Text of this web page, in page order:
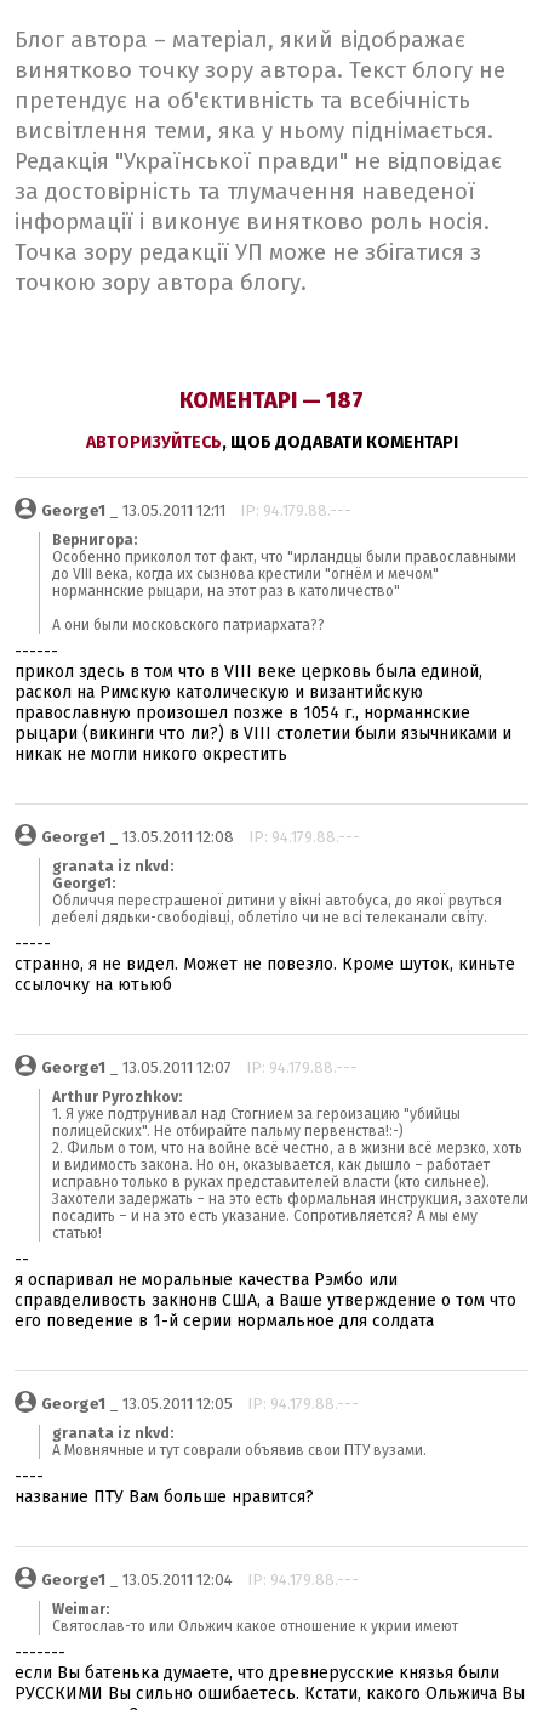
Блог автора – матеріал, який відображає
винятково точку зору автора. Текст блогу не
претендує на об'єктивність та всебічність
висвітлення теми, яка у ньому піднімається.
Редакція "Української правди" не відповідає
за достовірність та тлумачення наведеної
інформації і виконує винятково роль носія.
Точка зору редакції УП може не збігатися з
точкою зору автора блогу.
КОМЕНТАРІ — 187
АВТОРИЗУЙТЕСЬ, ЩОБ ДОДАВАТИ КОМЕНТАРІ
George1 _ 13.05.2011 12:11 IP: 94.179.88.---
Вернигора:
Особенно приколол тот факт, что "ирландцы были православными
до VIII века, когда их сызнова крестили "огнём и мечом"
норманнские рыцари, на этот раз в католичество"
А они были московского патриархата??
------
прикол здесь в том что в VIII веке церковь была единой,
раскол на Римскую католическую и византийскую
православную произошел позже в 1054 г., норманнские
рыцари (викинги что ли?) в VIII столетии были язычниками и
никак не могли никого окрестить
George1 _ 13.05.2011 12:08 IP: 94.179.88.---
granata iz nkvd:
George1:
Обличчя перестрашеної дитини у вікні автобуса, до якої рвуться
дебелі дядьки-свободівці, облетіло чи не всі телеканали світу.
-----
странно, я не видел. Может не повезло. Кроме шуток, киньте
ссылочку на ютьюб
George1 _ 13.05.2011 12:07 IP: 94.179.88.---
Arthur Pyrozhkov:
1. Я уже подтрунивал над Стогнием за героизацию "убийцы
полицейских". Не отбирайте пальму первенства!:-)
2. Фильм о том, что на войне всё честно, а в жизни всё мерзко, хоть
и видимость закона. Но он, оказывается, как дышло – работает
исправно только в руках представителей власти (кто сильнее).
Захотели задержать – на это есть формальная инструкция, захотели
посадить – и на это есть указание. Сопротивляется? А мы ему
статью!
--
я оспаривал не моральные качества Рэмбо или
справделивость закнонв США, а Ваше утверждение о том что
его поведение в 1-й серии нормальное для солдата
George1 _ 13.05.2011 12:05 IP: 94.179.88.---
granata iz nkvd:
А Мовнячные и тут соврали объявив свои ПТУ вузами.
----
название ПТУ Вам больше нравится?
George1 _ 13.05.2011 12:04 IP: 94.179.88.---
Weimar:
Святослав-то или Ольжич какое отношение к укрии имеют
-------
если Вы батенька думаете, что древнерусские князья были
РУССКИМИ Вы сильно ошибаетесь. Кстати, какого Ольжича Вы